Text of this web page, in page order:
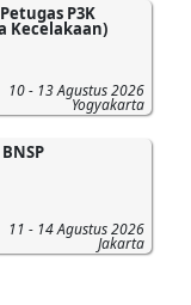
P3K
Kecelakaan)
10 - 13 Agustus 2026
Yogyakarta
11 - 14 Agustus 2026
Jakarta